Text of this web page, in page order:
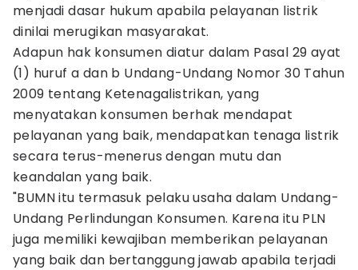
menjadi dasar hukum apabila pelayanan listrik
dinilai merugikan masyarakat.
Adapun hak konsumen diatur dalam Pasal 29 ayat
(1) huruf a dan b Undang-Undang Nomor 30 Tahun
2009 tentang Ketenagalistrikan, yang
menyatakan konsumen berhak mendapat
pelayanan yang baik, mendapatkan tenaga listrik
secara terus-menerus dengan mutu dan
keandalan yang baik.
"BUMN itu termasuk pelaku usaha dalam Undang-
Undang Perlindungan Konsumen. Karena itu PLN
juga memiliki kewajiban memberikan pelayanan
yang baik dan bertanggung jawab apabila terjadi